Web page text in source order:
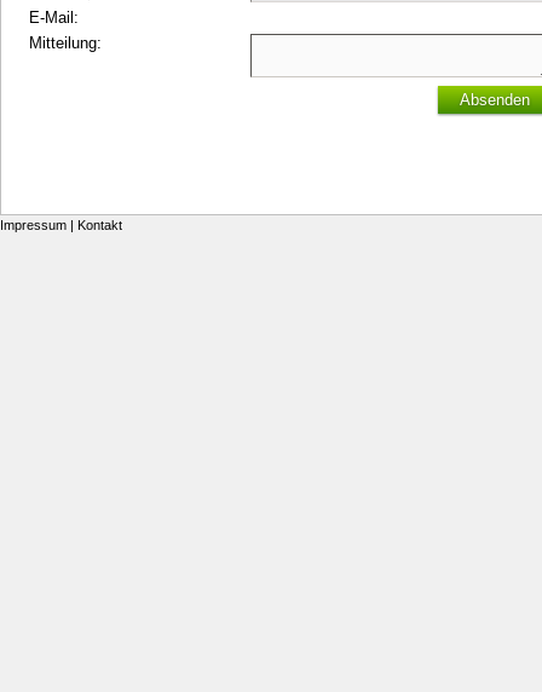
E-Mail:
Mitteilung:
Absenden
Impressum | Kontakt